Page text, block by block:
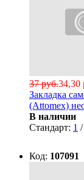
34,30
37 руб.
Закладка
(Attomex)
В наличии
Стандарт: 1 /
Код: 107091